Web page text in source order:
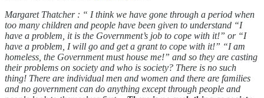
Margaret Thatcher : “ I think we have gone through a period when
too many children and people have been given to understand “I
have a problem, it is the Government’s job to cope with it!” or “I
have a problem, I will go and get a grant to cope with it!” “I am
homeless, the Government must house me!” and so they are casting
their problems on society and who is society? There is no such
thing! There are individual men and women and there are families
and no government can do anything except through people and